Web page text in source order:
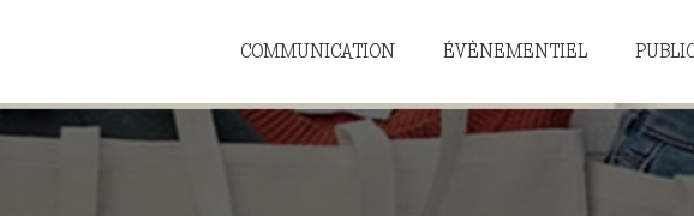
COMMUNICATION ÉVÈNEMENTIEL